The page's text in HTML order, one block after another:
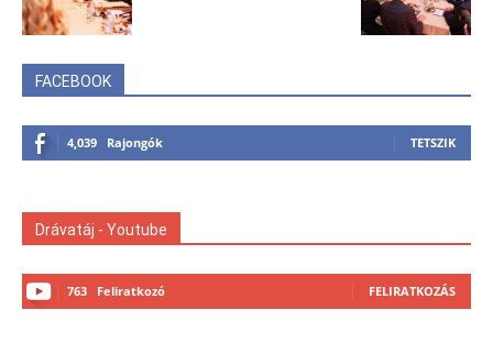
FACEBOOK
4,039 Rajongók TETSZIK
Drávatáj - Youtube
763 Feliratkozó FELIRATKOZÁS